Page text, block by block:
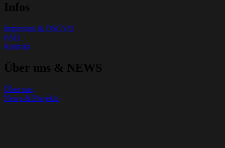
Infos
Impresum & DSGVO
FAQ
Kontakt
Über uns & NEWS
Über uns
News & Projekte